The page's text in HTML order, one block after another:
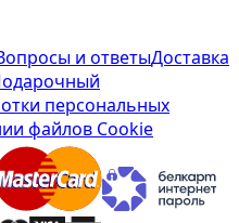
и ответыДоставка
персональных
файлов Cookie